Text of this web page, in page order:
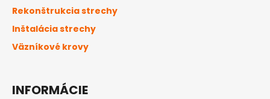
Rekonštrukcia strechy
Inštalácia strechy
Väzníkové krovy
INFORMÁCIE